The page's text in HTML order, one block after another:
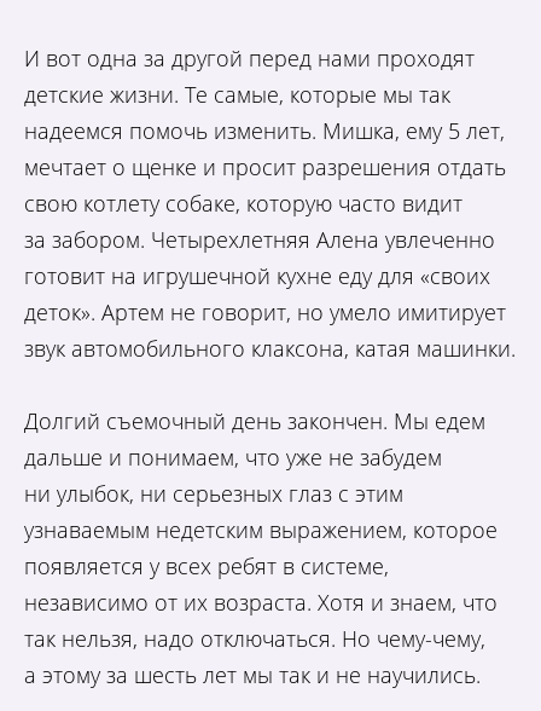
И вот одна за другой перед нами проходят
детские жизни. Те самые, которые мы так
надеемся помочь изменить. Мишка, ему 5 лет,
мечтает о щенке и просит разрешения отдать
свою котлету собаке, которую часто видит
за забором. Четырехлетняя Алена увлеченно
готовит на игрушечной кухне еду для «своих
деток». Артем не говорит, но умело имитирует
звук автомобильного клаксона, катая машинки.
Долгий съемочный день закончен. Мы едем
дальше и понимаем, что уже не забудем
ни улыбок, ни серьезных глаз с этим
узнаваемым недетским выражением, которое
появляется у всех ребят в системе,
независимо от их возраста. Хотя и знаем, что
так нельзя, надо отключаться. Но чему-чему,
а этому за шесть лет мы так и не научились.